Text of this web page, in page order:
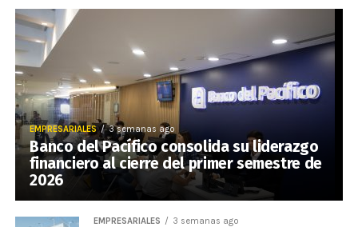
EMPRESARIALES 3 semanas ago
Banco del Pacífico consolida su liderazgo
financiero al cierre del primer semestre de
2026
EMPRESARIALES 3 semanas ago